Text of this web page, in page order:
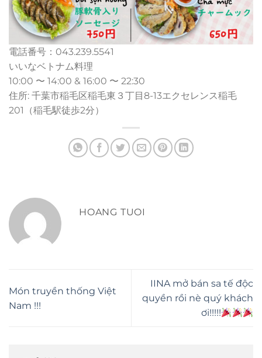
電話番号：043.239.5541
いいなベトナム料理
10:00 〜 14:00 & 16:00 〜 22:30
住所: 千葉市稲毛区稲毛東３丁目8-13エクセレンス稲毛
201（稲毛駅徒歩2分）
HOANG TUOI
Món truyền thống Việt
Nam !!!
IINA mở bán sa tế độc
quyền rồi nè quý khách
ơi!!!!!